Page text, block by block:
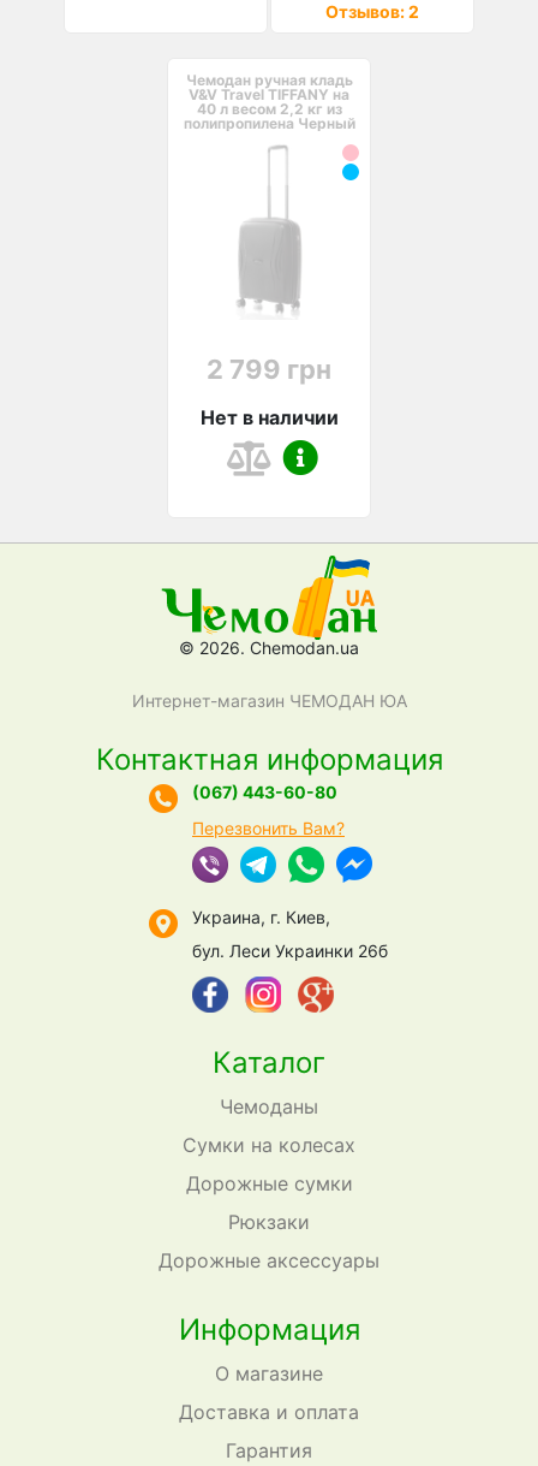
Отзывов: 2
Чемодан ручная кладь
V&V Travel TIFFANY на
40 л весом 2,2 кг из
полипропилена Черный
2 799 грн
Нет в наличии
© 2026. Chemodan.ua
Интернет-магазин ЧЕМОДАН ЮА
Каталог
Чемоданы
Сумки на колесах
Дорожные сумки
Рюкзаки
Дорожные аксессуары
Информация
О магазине
Доставка и оплата
Гарантия
Контактная информация
(067) 443-60-80
Перезвонить Вам?
Украина, г. Киев,
бул. Леси Украинки 26б